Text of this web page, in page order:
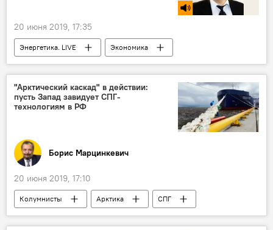
20 июня 2019, 17:35
Энергетика. LIVE
Экономика
"Северный поток – 2"
Дания
Россия
Строительство газопровода "Северный поток - 2"
"Арктический каскад" в действии:
пусть Запад завидует СПГ-
технологиям в РФ
Борис Марцинкевич
20 июня 2019, 17:10
Колумнисты Арктика
СПГ
Россия
"Ямал СПГ"